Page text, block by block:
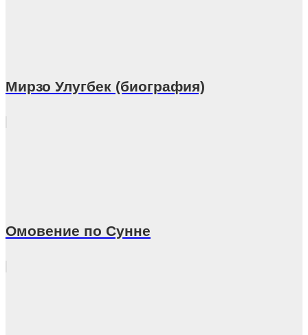
Мирзо Улугбек (биография)
Омовение по Сунне